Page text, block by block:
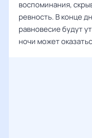
воспоминания,
ревность. В конце
равновесие будут
ночи может